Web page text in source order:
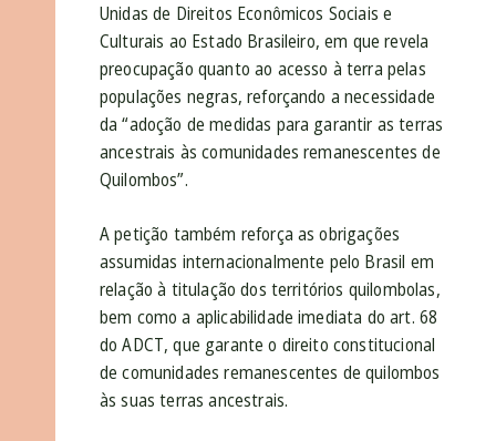
Unidas de Direitos Econômicos Sociais e
Culturais ao Estado Brasileiro, em que revela
preocupação quanto ao acesso à terra pelas
populações negras, reforçando a necessidade
da “adoção de medidas para garantir as terras
ancestrais às comunidades remanescentes de
Quilombos”.
A petição também reforça as obrigações
assumidas internacionalmente pelo Brasil em
relação à titulação dos territórios quilombolas,
bem como a aplicabilidade imediata do art. 68
do ADCT, que garante o direito constitucional
de comunidades remanescentes de quilombos
às suas terras ancestrais.